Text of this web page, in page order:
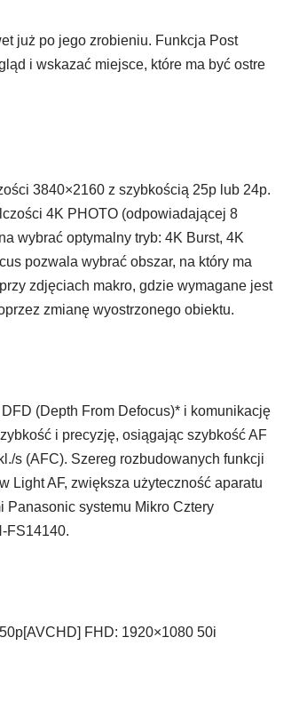
już po jego zrobieniu. Funkcja Post
i wskazać miejsce, które ma być ostre
3840×2160 z szybkością 25p lub 24p.
4K PHOTO (odpowiadającej 8
wybrać optymalny tryb: 4K Burst, 4K
pozwala wybrać obszar, na który ma
zdjęciach makro, gdzie wymagane jest
zmianę wyostrzonego obiektu.
(Depth From Defocus)* i komunikację
i precyzję, osiągając szybkość AF
s (AFC). Szereg rozbudowanych funkcji
Light AF, zwiększa użyteczność aparatu
systemu Mikro Cztery
FS14140.
FHD: 1920×1080 50i